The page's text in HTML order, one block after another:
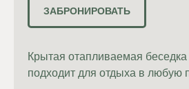
ЗАБРОНИРОВАТЬ
Крытая отапливаемая
подходит для отдыха в любую